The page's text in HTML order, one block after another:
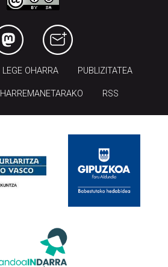
LEGE OHARRA PUBLIZITATEA
HARREMANETARAKO RSS